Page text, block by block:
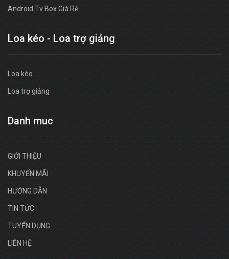
Android Tv Box Giá Rẻ
Loa kéo - Loa trợ giảng
Loa kéo
Loa trợ giảng
Danh muc
GIỚI THIỆU
KHUYẾN MÃI
HƯỚNG DẪN
TIN TỨC
TUYỂN DỤNG
LIÊN HỆ